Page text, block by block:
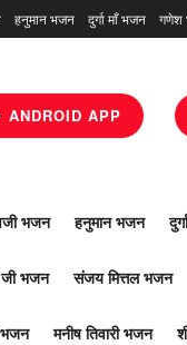
हनुमान भजन दुर्गा माँ भजन गणेश
ANDROID APP
भजन हनुमान भजन
भजन संजय मित्तल भजन
भजन मनीष तिवारी भजन